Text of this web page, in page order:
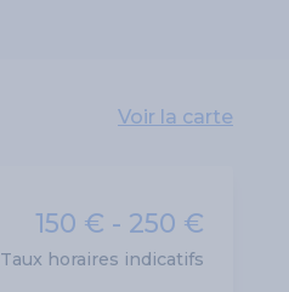
Voir la carte
150 € - 250 €
Taux horaires indicatifs